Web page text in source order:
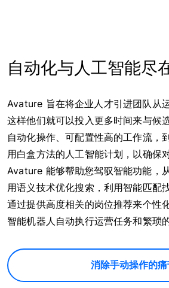
自动化与人工智能尽
Avature 旨在将企业人才引进团队从
这样他们就可以投入更多时间来与候
自动化操作、可配置性高的工作流，
用白盒方法的人工智能计划，以确保
Avature 能够帮助您驾驭智能功能，
用语义技术优化搜索，利用智能匹配
通过提供高度相关的岗位推荐来个性
智能机器人自动执行运营任务和繁琐
消除手动操作的